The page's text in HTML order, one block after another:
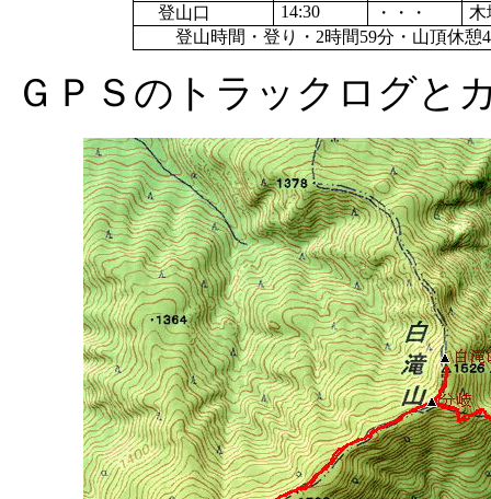
登山口
14:30 ・・・
木
登山時間・登り・ 2時間59分・山頂休憩
ＧＰＳのトラックログと